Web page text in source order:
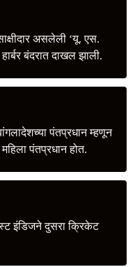
असलेली ‘यू. एस.
बंदरात दाखल झाली.
पंतप्रधान म्हणून
पंतप्रधान होत.
इंडिजने दुसरा क्रिकेट